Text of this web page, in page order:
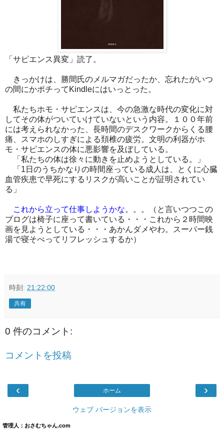
「サピエンス異変」読了。
きっかけは、勝間氏のメルマガだったか、忘れたがいつ
の間にかポチってKindleにはいっとった。
私たちホモ・サピエンスは、今の急激な時代の変化に対
してその体がついていけていないという内容。１００年前
には考えられなかった、長時間のデスクワークからくる腰
痛、スマホのしすぎによる頚椎の疲労。文明の利器がホ
モ・サピエンスの体に悪影響を及ぼしている。
「私たちの体は徐々に動きを止めようとしている。」
「1日のうちかなりの時間座っている成人は、とくに心臓
血管疾患で早死にするリスクが高いことが証明されてい
る」
これから立って仕事しようかな。。。（と言いつつこの
ブログは椅子に座って書いている・・・これから２時間映
画を見ようとしている・・・あかんダメやわ。スーパー銭
湯で寝そべってリフレッシュするか）
時刻: 21:22:00
共有
0 件のコメント:
コメントを投稿
‹ ›
ホーム
ウェブ バージョンを表示
管理人：おさむちゃん.com